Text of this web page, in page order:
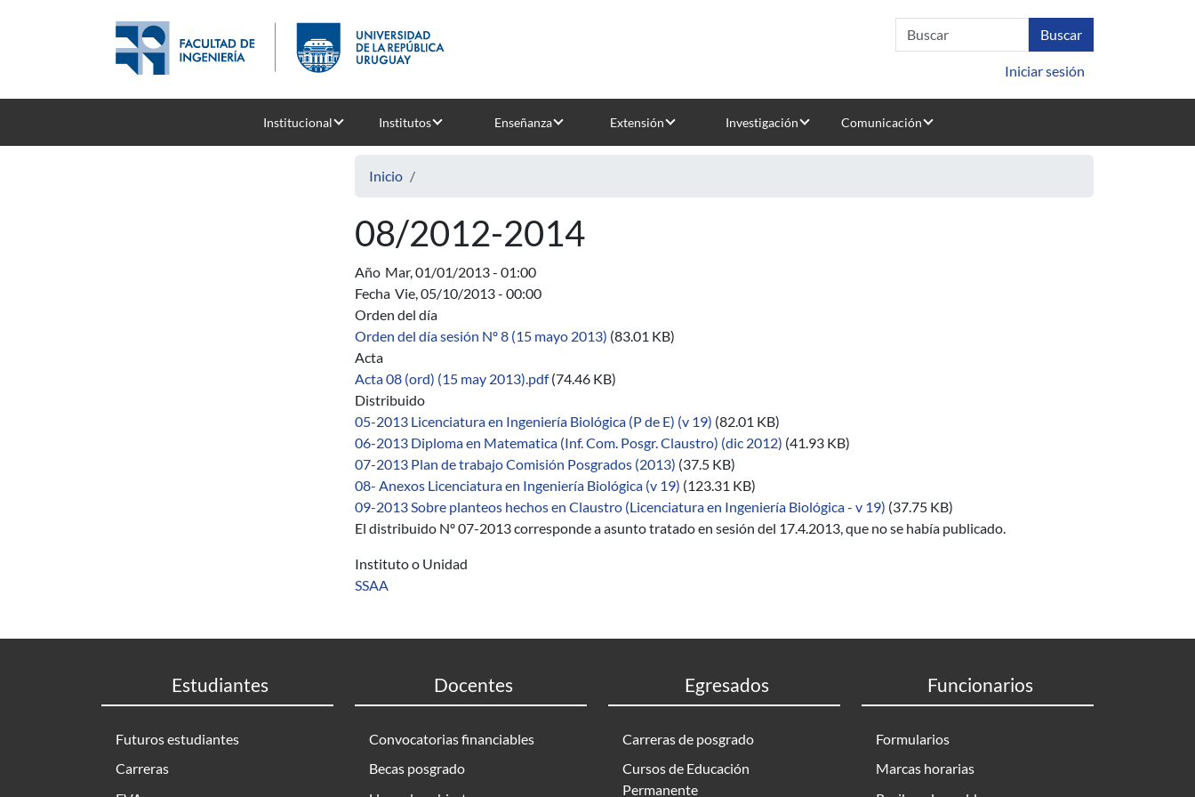
Iniciar sesión
Institucional Institutos Enseñanza Extensión Investigación Comunicación
Inicio
08/2012-2014
Año Mar, 01/01/2013 - 01:00
Fecha Vie, 05/10/2013 - 00:00
Orden del día
Orden del día sesión Nº 8 (15 mayo 2013) (83.01 KB)
Acta
Acta 08 (ord) (15 may 2013).pdf (74.46 KB)
Distribuido
05-2013 Licenciatura en Ingeniería Biológica (P de E) (v 19) (82.01 KB)
06-2013 Diploma en Matematica (Inf. Com. Posgr. Claustro) (dic 2012) (41.93 KB)
07-2013 Plan de trabajo Comisión Posgrados (2013) (37.5 KB)
08- Anexos Licenciatura en Ingeniería Biológica (v 19) (123.31 KB)
09-2013 Sobre planteos hechos en Claustro (Licenciatura en Ingeniería Biológica - v 19) (37.75 KB)
El distribuido Nº 07-2013 corresponde a asunto tratado en sesión del 17.4.2013, que no se había publicado.
Instituto o Unidad
SSAA
Estudiantes
Futuros estudiantes
Carreras
Docentes
Convocatorias financiables
Becas posgrado
Egresados
Carreras de posgrado
Cursos de Educación
Permanente
Funcionarios
Formularios
Marcas horarias